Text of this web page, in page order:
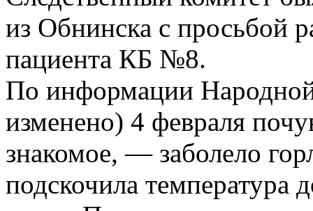
из Обнинска с просьбой
пациента КБ №8.
По информации
изменено) 4 февраля
знакомое, — заболело
подскочила температура